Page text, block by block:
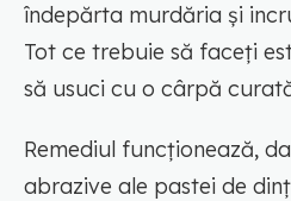
îndepărta murdăria și
Tot ce trebuie să faceți
să usuci cu o cârpă
Remediul funcționează,
abrazive ale pastei de